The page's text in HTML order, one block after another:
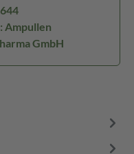
Ampullen
GmbH